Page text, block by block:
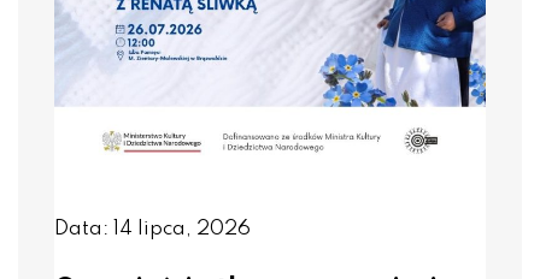
Data: 14 lipca, 2026